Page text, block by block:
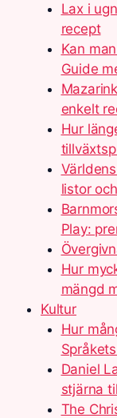
Lax i
recept
Kan
Guide
enkelt
Hur
listor
Play:
Hur
mängd
Kultur
Hur
Daniel
stjärna
The